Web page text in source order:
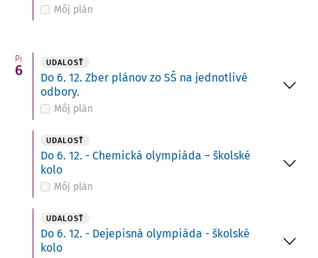
Môj plán
Pi
6 UDALOSŤ
Do 6. 12. Zber plánov zo SŠ na jednotlivé
odbory.
Môj plán
UDALOSŤ
Do 6. 12. - Chemická olympiáda – školské
kolo
Môj plán
UDALOSŤ
Do 6. 12. - Dejepisná olympiáda - školské
kolo